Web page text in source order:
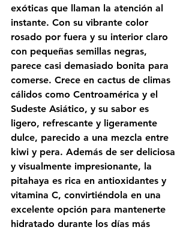
exóticas que llaman la atención al
instante. Con su vibrante color
rosado por fuera y su interior claro
con pequeñas semillas negras,
parece casi demasiado bonita para
comerse. Crece en cactus de climas
cálidos como Centroamérica y el
Sudeste Asiático, y su sabor es
ligero, refrescante y ligeramente
dulce, parecido a una mezcla entre
kiwi y pera. Además de ser deliciosa
y visualmente impresionante, la
pitahaya es rica en antioxidantes y
vitamina C, convirtiéndola en una
excelente opción para mantenerte
hidratado durante los días más